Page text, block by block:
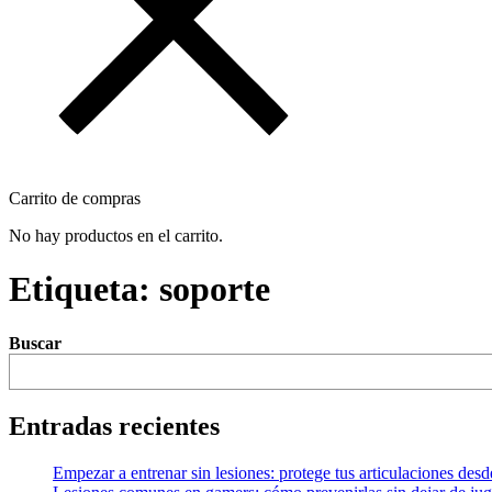
Carrito de compras
No hay productos en el carrito.
Etiqueta: soporte
Buscar
Entradas recientes
Empezar a entrenar sin lesiones: protege tus articulaciones